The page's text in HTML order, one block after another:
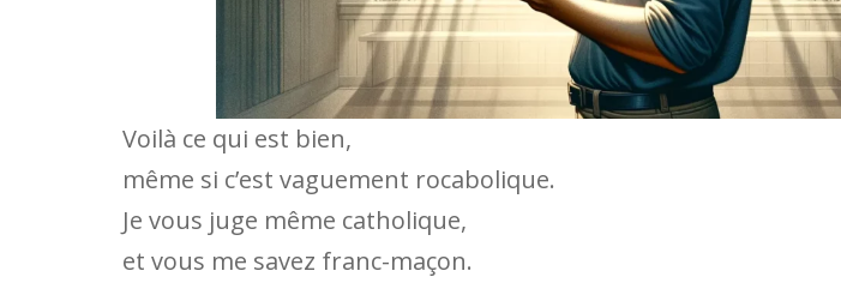
Voilà ce qui est bien,
même si c’est vaguement rocabolique.
Je vous juge même catholique,
et vous me savez franc-maçon.